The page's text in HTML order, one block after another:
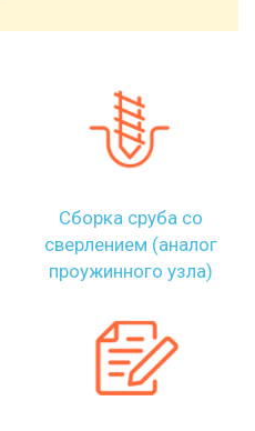
Сборка сруба со
сверлением (аналог
проужинного узла)